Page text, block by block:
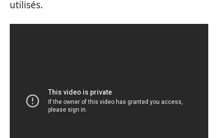
utilisés.